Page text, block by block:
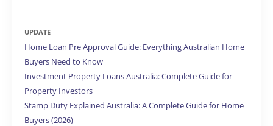
UPDATE
Home Loan Pre Approval Guide: Everything Australian Home
Buyers Need to Know
Investment Property Loans Australia: Complete Guide for
Property Investors
Stamp Duty Explained Australia: A Complete Guide for Home
Buyers (2026)